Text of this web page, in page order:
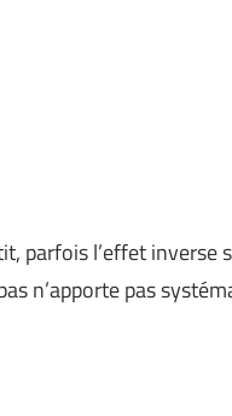
parfois l’effet inverse
n’apporte pas